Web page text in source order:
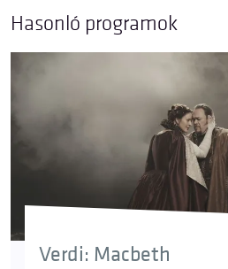
Hasonló programok
Verdi: Macbeth